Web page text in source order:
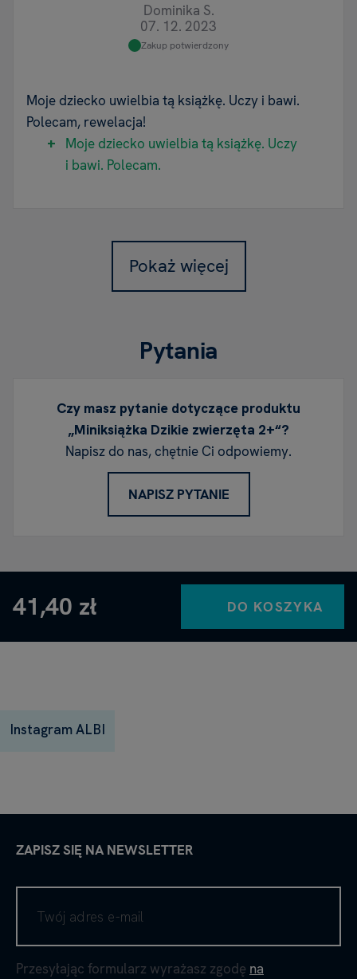
Dominika S.
07. 12. 2023
Zakup potwierdzony
Moje dziecko uwielbia tą książkę. Uczy i bawi.
Polecam, rewelacja!
Moje dziecko uwielbia tą książkę. Uczy
i bawi. Polecam.
Pokaż więcej
Pytania
Czy masz pytanie dotyczące produktu
„Miniksiążka Dzikie zwierzęta 2+“?
Napisz do nas, chętnie Ci odpowiemy.
NAPISZ PYTANIE
41,40 zł DO KOSZYKA
Instagram ALBI
ZAPISZ SIĘ NA NEWSLETTER
Przesyłając formularz wyrażasz zgodę na